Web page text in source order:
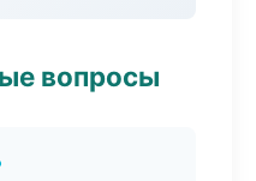
вопросы